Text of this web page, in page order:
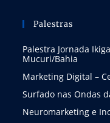
Palestras
Palestra Jornada
Mucuri/Bahia
Marketing Digital –
Surfado nas Ondas
Neuromarketing e